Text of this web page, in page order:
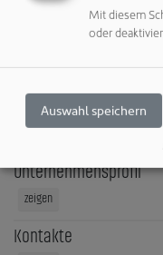
69469 Weinheim
Deutschland
eMail:
Internet:http://
Unternehmensprofil
zeigen
Kontakte
Mit diesem
oder
Auswahl speichern